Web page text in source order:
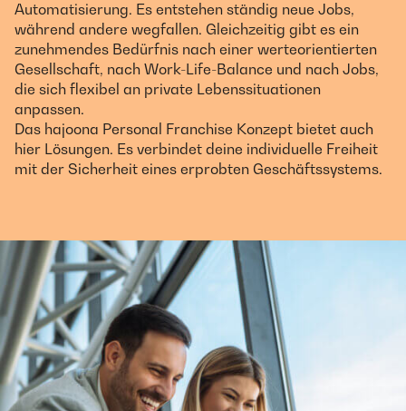
Automatisierung. Es entstehen ständig neue Jobs,
während andere wegfallen. Gleichzeitig gibt es ein
zunehmendes Bedürfnis nach einer werteorientierten
Gesellschaft, nach Work-Life-Balance und nach Jobs,
die sich flexibel an private Lebenssituationen
anpassen.
Das hajoona Personal Franchise Konzept bietet auch
hier Lösungen. Es verbindet deine individuelle Freiheit
mit der Sicherheit eines erprobten Geschäftssystems.